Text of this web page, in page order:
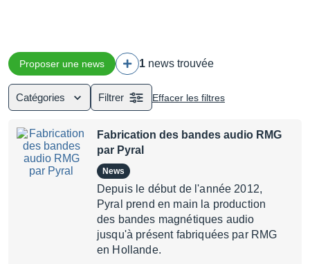
Proposer une news 1 news trouvée
Catégories Filtrer Effacer les filtres
Fabrication des bandes audio RMG
par Pyral
News
Depuis le début de l'année 2012,
Pyral prend en main la production
des bandes magnétiques audio
jusqu'à présent fabriquées par RMG
en Hollande.